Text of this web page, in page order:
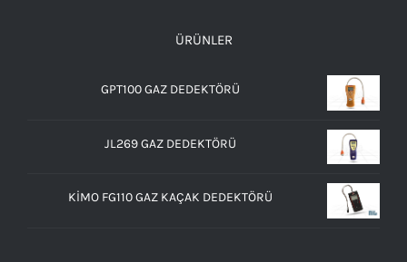
ÜRÜNLER
GPT100 GAZ DEDEKTÖRÜ
JL269 GAZ DEDEKTÖRÜ
KIMO FG110 GAZ KAÇAK DEDEKTÖRÜ